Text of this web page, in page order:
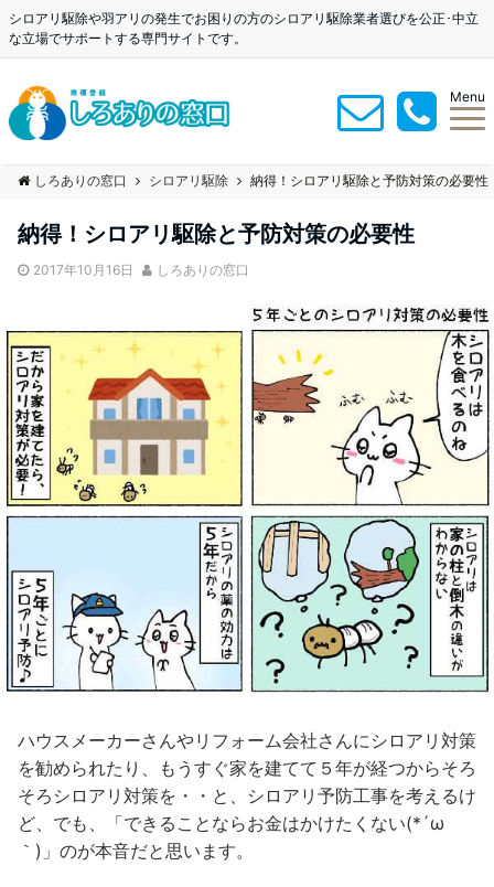
シロアリ駆除や羽アリの発生でお困りの方のシロアリ駆除業者選びを公正･中立
な立場でサポートする専門サイトです。
Menu
しろありの窓口 シロアリ駆除 納得！シロアリ駆除と予防対策の必要性
納得！シロアリ駆除と予防対策の必要性
2017年10月16日 しろありの窓口
ハウスメーカーさんやリフォーム会社さんにシロアリ対策
を勧められたり、もうすぐ家を建てて５年が経つからそろ
そろシロアリ対策を・・と、シロアリ予防工事を考えるけ
ど、でも、「できることならお金はかけたくない(*´ω
｀)」のが本音だと思います。